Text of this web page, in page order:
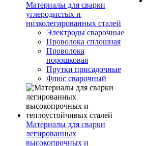
Материалы для сварки
углеродистых и
низколегированных сталей
Электроды сварочные
Проволока сплошная
Проволока
порошковая
Прутки присадочные
Флюс сварочный
Материалы для сварки
легированных
высокопрочных и